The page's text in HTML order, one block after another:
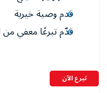
قدم وصية خيرية
قدّم تبرعًا معفي
تبرع الآن